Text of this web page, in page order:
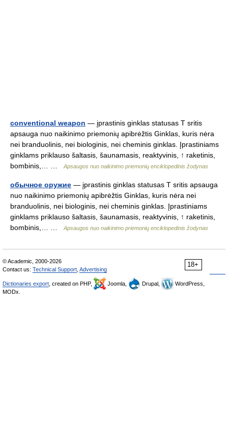
conventional weapon — įprastinis ginklas statusas T sritis
apsauga nuo naikinimo priemonių apibrėžtis Ginklas, kuris nėra
nei branduolinis, nei biologinis, nei cheminis ginklas. Įprastiniams
ginklams priklauso šaltasis, šaunamasis, reaktyvinis, ↑ raketinis,
bombinis,… …
Apsaugos nuo naikinimo priemonių enciklopedinis žodynas
обычное оружие — įprastinis ginklas statusas T sritis apsauga
nuo naikinimo priemonių apibrėžtis Ginklas, kuris nėra nei
branduolinis, nei biologinis, nei cheminis ginklas. Įprastiniams
ginklams priklauso šaltasis, šaunamasis, reaktyvinis, ↑ raketinis,
bombinis,… …
Apsaugos nuo naikinimo priemonių enciklopedinis žodynas
18+
© Academic, 2000-2026
Contact us: Technical Support Advertising
Dictionaries export , created on PHP, Joomla, Drupal,
WordPress,
MODx.